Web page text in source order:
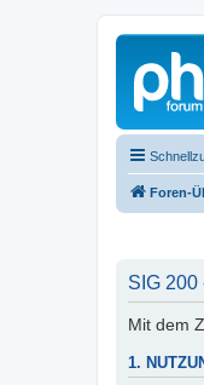
Foren-
SIG 200
Mit dem
1.